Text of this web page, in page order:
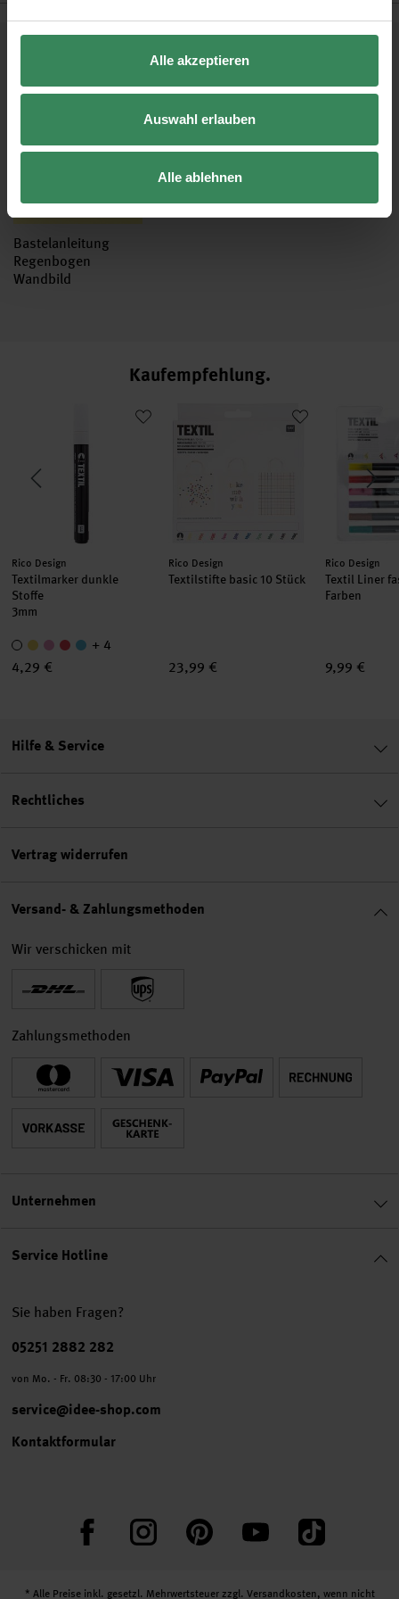
Alle akzeptieren
Auswahl erlauben
Alle ablehnen
Kostenlose Anleitungen.
Bastelanleitung
Regenbogen
Wandbild
Kaufempfehlung
Textilmarker dunkle Stoffe
Hersteller:
Rico Design
Textilmarker dunkle
Stoffe
3mm
+ 4
4,29 €
Textilstifte basic 10 Stück
Hersteller:
Rico Design
Textilstifte basic 10 Stück
23,99 €
Hersteller:
Rico Design
Textil Liner
Farben
9,99 €
Service Hotline
Sie haben Fragen?
Telefonnummer
05251 2882 282
von Mo. - Fr. 08:30 - 17:00 Uhr
service@idee-shop.com
Kontaktformular
FacebookInstagram PinterestYouTube TikTok
Hilfe & Service
Rechtliches
Vertrag widerrufen
Versand- & Zahlungsmethoden
Wir verschicken mit
Zahlungsmethoden
Unternehmen
* Alle Preise inkl. gesetzl. Mehrwertsteuer zzgl. Versandkosten, wenn nicht